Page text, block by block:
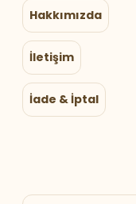
Hakkımızda
İletişim
İade & İptal